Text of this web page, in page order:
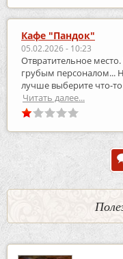
Кафе "Пандок"
05.02.2026 - 10:23
Отвратительное
грубым персоналом...
лучше выберите что-то
Читать далее...